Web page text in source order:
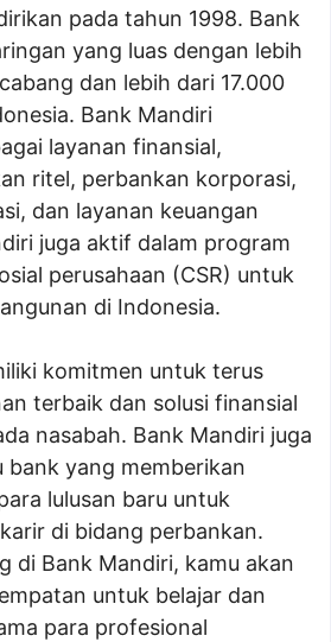
pada tahun 1998. Bank
yang luas dengan lebih
dan lebih dari 17.000
Bank Mandiri
layanan finansial,
ritel, perbankan korporasi,
dan layanan keuangan
juga aktif dalam program
perusahaan (CSR) untuk
di Indonesia.
komitmen untuk terus
terbaik dan solusi finansial
nasabah. Bank Mandiri juga
bank yang memberikan
lulusan baru untuk
di bidang perbankan.
di Bank Mandiri, kamu akan
untuk belajar dan
para profesional